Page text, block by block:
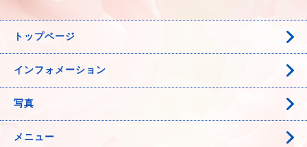
トップページ
インフォメーション
写真
メニュー